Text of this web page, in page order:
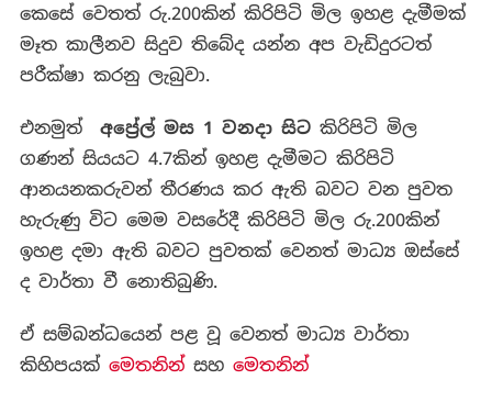
කෙසේ වෙතත් රු.200කින් කිරිපිටි මිල ඉහළ දැමීමක්
මෑත කාලීනව සිදුව තිබේද යන්න අප වැඩිදුරටත්
පරීක්ෂා කරනු ලැබුවා.
එනමුත් අප්‍රේල් මස 1 වනදා සිටකිරිපිටි මිල
ගණන් සියයට 4.7කින් ඉහළ දැමීමට කිරිපිටි
ආනයනකරුවන් තීරණය කර ඇති බවට වන පුවත
හැරුණු විට මෙම වසරේදී කිරිපිටි මිල රු.200කින්
ඉහළ දමා ඇති බවට පුවතක් වෙනත් මාධ්‍ය ඔස්සේ
ද වාර්තා වී නොතිබුණි.
ඒ සම්බන්ධයෙන් පළ වූ වෙනත් මාධ්‍ය වාර්තා
කිහිපයක් මෙතනින් සහ මෙතනින්